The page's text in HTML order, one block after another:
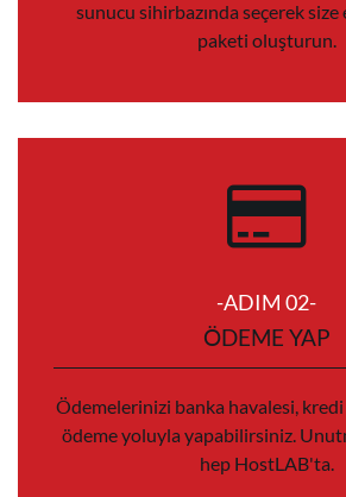
sunucu sihirbazında seçerek size
paketi oluşturun.
-ADIM 02-
ÖDEME YAP
Ödemelerinizi banka havalesi,
ödeme yoluyla yapabilirsiniz.
hep HostLAB'ta.